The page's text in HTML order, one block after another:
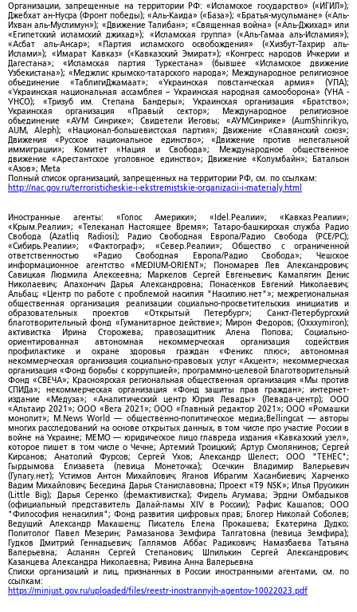
Организации, запрещенные на территории РФ: «Исламское государство» («ИГИЛ»);
Джебхат ан-Нусра (Фронт победы); «Аль-Каида» («База»); «Братья-мусульмане» («Аль-
Ихван аль-Муслимун»); «Движение Талибан»; «Священная война» («Аль-Джихад» или
«Египетский исламский джихад»); «Исламская группа» («Аль-Гамаа аль-Исламия»);
«Асбат аль-Ансар»; «Партия исламского освобождения» («Хизбут-Тахрир аль-
Ислами»); «Имарат Кавказ» («Кавказский Эмират»); «Конгресс народов Ичкерии и
Дагестана»; «Исламская партия Туркестана» (бывшее «Исламское движение
Узбекистана»); «Меджлис крымско-татарского народа»; Международное религиозное
объединение «ТаблигиДжамаат»; «Украинская повстанческая армия» (УПА);
«Украинская национальная ассамблея – Украинская народная самооборона» (УНА -
УНСО); «Тризуб им. Степана Бандеры»; Украинская организация «Братство»;
Украинская организация «Правый сектор»; Международное религиозное
объединение «АУМ Синрике»; Свидетели Иеговы; «АУМСинрике» (AumShinrikyo,
AUM, Aleph); «Национал-большевистская партия»; Движение «Славянский союз»;
Движения «Русское национальное единство»; «Движение против нелегальной
иммиграции»; Комитет «Нация и Свобода»; Международное общественное
движение «Арестантское уголовное единство»; Движение «Колумбайн»; Батальон
«Азов»; Meta
Полный список организаций, запрещенных на территории РФ, см. по ссылкам:
http://nac.gov.ru/terroristicheskie-i-ekstremistskie-organizacii-i-materialy.html
Иностранные агенты: «Голос Америки»; «Idel.Реалии»; «Кавказ.Реалии»;
«Крым.Реалии»; «Телеканал Настоящее Время»; Татаро-башкирская служба Радио
Свобода (Azatliq Radiosi); Радио Свободная Европа/Радио Свобода (PCE/PC);
«Сибирь.Реалии»; «Фактограф»; «Север.Реалии»; Общество с ограниченной
ответственностью «Радио Свободная Европа/Радио Свобода»; Чешское
информационное агентство «MEDIUM-ORIENT»; Пономарев Лев Александрович;
Савицкая Людмила Алексеевна; Маркелов Сергей Евгеньевич; Камалягин Денис
Николаевич; Апахончич Дарья Александровна; Понасенков Евгений Николаевич;
Альбац; «Центр по работе с проблемой насилия "Насилию.нет"»; межрегиональная
общественная организация реализации социально-просветительских инициатив и
образовательных проектов «Открытый Петербург»; Санкт-Петербургский
благотворительный фонд «Гуманитарное действие»; Мирон Федоров; (Oxxxymiron);
активистка Ирина Сторожева; правозащитник Алена Попова; Социально-
ориентированная автономная некоммерческая организация содействия
профилактике и охране здоровья граждан «Феникс плюс»; автономная
некоммерческая организация социально-правовых услуг «Акцент»; некоммерческая
организация «Фонд борьбы с коррупцией»; программно-целевой Благотворительный
Фонд «СВЕЧА»; Красноярская региональная общественная организация «Мы против
СПИДа»; некоммерческая организация «Фонд защиты прав граждан»; интернет-
издание «Медуза»; «Аналитический центр Юрия Левады» (Левада-центр); ООО
«Альтаир 2021»; ООО «Вега 2021»; ООО «Главный редактор 2021»; ООО «Ромашки
монолит»; M.News World — общественно-политическое медиа;Bellingcat — авторы
многих расследований на основе открытых данных, в том числе про участие России в
войне на Украине; МЕМО — юридическое лицо главреда издания «Кавказский узел»,
которое пишет в том числе о Чечне; Артемий Троицкий; Артур Смолянинов; Сергей
Кирсанов; Анатолий Фурсов; Сергей Ухов; Александр Шелест; ООО "ТЕНЕС";
Гырдымова Елизавета (певица Монеточка); Осечкин Владимир Валерьевич
(Гулагу.нет); Устимов Антон Михайлович; Яганов Ибрагим Хасанбиевич; Харченко
Вадим Михайлович; Беседина Дарья Станиславовна; Проект «T9 NSK»; Илья Прусикин
(Little Big); Дарья Серенко (фемактивистка); Фидель Агумава; Эрдни Омбадыков
(официальный представитель Далай-ламы XIV в России); Рафис Кашапов; ООО
"Философия ненасилия"; Фонд развития цифровых прав; Блогер Николай Соболев;
Ведущий Александр Макашенц; Писатель Елена Прокашева; Екатерина Дудко;
Политолог Павел Мезерин; Рамазанова Земфира Талгатовна (певица Земфира);
Гудков Дмитрий Геннадьевич; Галлямов Аббас Радикович; Намазбаева Татьяна
Валерьевна; Асланян Сергей Степанович; Шпилькин Сергей Александрович;
Казанцева Александра Николаевна; Ривина Анна Валерьевна
Списки организаций и лиц, признанных в России иностранными агентами, см. по
ссылкам:
https://minjust.gov.ru/uploaded/files/reestr-inostrannyih-agentov-10022023.pdf